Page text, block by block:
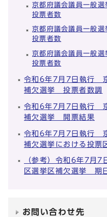
京都府議会議員一般選
投票者数
京都府議会議員一般選
投票者数
京都府議会議員一般選
投票者数
令和6年7月7日執行
補欠選挙 投票者数調
令和6年7月7日執行
補欠選挙 開票結果
令和6年7月7日執行
補欠選挙における投票
（参考）令和6年7月
区選挙区補欠選挙 期
お問い合わせ先